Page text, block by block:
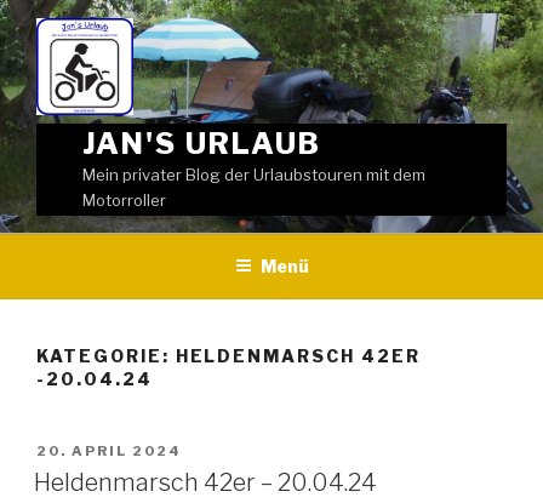
Weiter
zum
Inhalt
JAN'S URLAUB
Mein privater Blog der Urlaubstouren mit dem
Motorroller
Menü
KATEGORIE: HELDENMARSCH 42ER
-20.04.24
VERÖFFENTLICHT
AM
20. APRIL 2024
Heldenmarsch 42er – 20.04.24